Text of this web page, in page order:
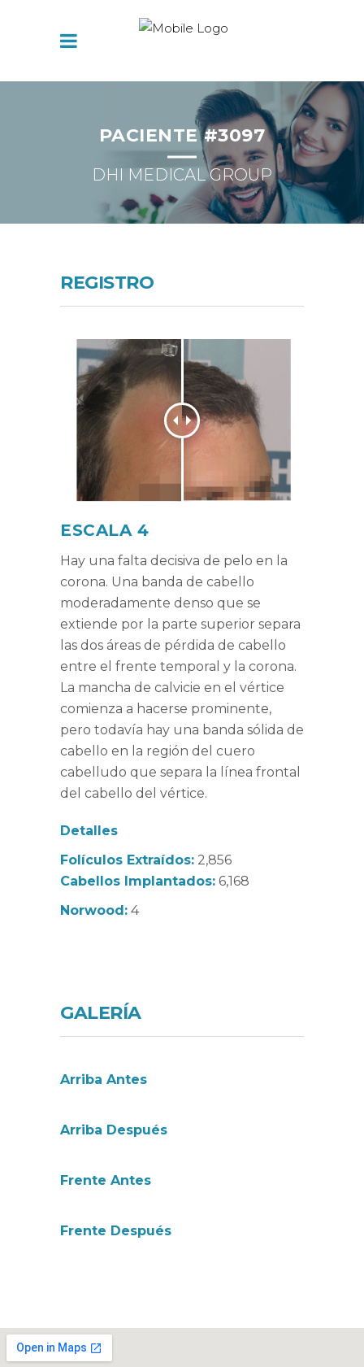
PACIENTE #3097
DHI MEDICAL GROUP
REGISTRO
ESCALA 4
Hay una falta decisiva de pelo en la
corona. Una banda de cabello
moderadamente denso que se
extiende por la parte superior separa
las dos áreas de pérdida de cabello
entre el frente temporal y la corona.
La mancha de calvicie en el vértice
comienza a hacerse prominente,
pero todavía hay una banda sólida de
cabello en la región del cuero
cabelludo que separa la línea frontal
del cabello del vértice.
Detalles
Folículos Extraídos: 2,856
Cabellos Implantados: 6,168
Norwood: 4
GALERÍA
Arriba Antes
Arriba Después
Frente Antes
Frente Después